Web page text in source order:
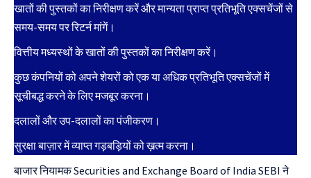
खातों की पुस्तकों का निरीक्षण करें और मान्यता प्राप्त प्रतिभूति एक्सचेंजों से
समय-समय पर रिटर्न मांगें।
वित्तीय मध्यस्थों के खातों की पुस्तकों का निरीक्षण करें।
कुछ कंपनियों को अपने शेयरों को एक या अधिक प्रतिभूति एक्सचेंजों में
सूचीबद्ध करने के लिए मजबूर करना।
दलालों और उप-दलालों का पंजीकरण।
सुरक्षा बाज़ार में व्याप्त गड़बड़ियों को ख़त्म करना।
बाजार नियामक Securities and Exchange Board of India SEBI ने